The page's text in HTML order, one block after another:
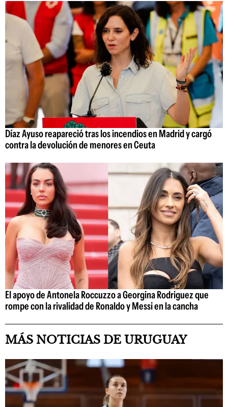
Díaz Ayuso reapareció tras los incendios en Madrid y cargó
contra la devolución de menores en Ceuta
El apoyo de Antonela Roccuzzo a Georgina Rodriguez que
rompe con la rivalidad de Ronaldo y Messi en la cancha
MÁS NOTICIAS DE URUGUAY